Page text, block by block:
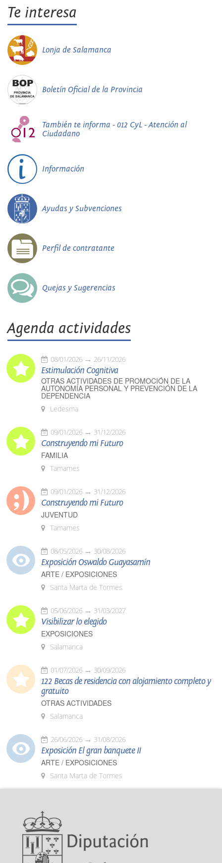
Te interesa
Lonja de Salamanca
Boletín Oficial de la Provincia
También te informa - 012 CyL - Atención al
Ciudadano
Información
Ayudas y Subvenciones
Perfil de contratante
Quejas y Sugerencias
Agenda actividades
08/01/2026 26/11/2026
Estimulación Cognitiva
OTRAS ACTIVIDADES DE PROMOCIÓN DE LA
AUTONOMÍA PERSONAL Y PREVENCIÓN DE LA
DEPENDENCIA
Ledesma
09/01/2026 31/12/2026
Construyendo mi Futuro
FAMILIA
Tamames
09/01/2026 31/12/2026
Construyendo mi Futuro
JUVENTUD
Tamames
08/05/2026 30/08/2026
Exposición Oswaldo Guayasamín
ARTE / EXPOSICIONES
Santa Marta de Tormes
05/06/2026 31/03/2027
Visibilizar lo elegido
EXPOSICIONES
Salamanca
01/07/2026 30/09/2026
122 Becas de residencia con alojamiento completo y
gratuito
OTRAS ACTIVIDADES
Salamanca
26/06/2026 31/08/2026
Exposición El gran banquete II
ARTE / EXPOSICIONES
Santa Marta de Tormes